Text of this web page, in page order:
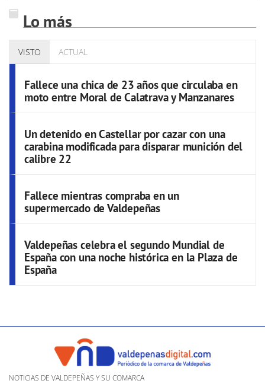
Lo más
VISTO ACTUAL
Fallece una chica de 23 años que circulaba en
moto entre Moral de Calatrava y Manzanares
Un detenido en Castellar por cazar con una
carabina modificada para disparar munición del
calibre 22
Fallece mientras compraba en un
supermercado de Valdepeñas
Valdepeñas celebra el segundo Mundial de
España con una noche histórica en la Plaza de
España
NOTICIAS DE VALDEPEÑAS Y SU COMARCA